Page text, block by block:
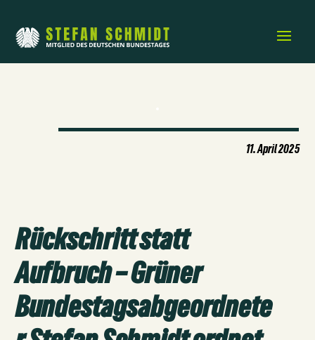
11. April 2025
Rückschritt statt
Aufbruch – Grüner
Bundestagsabgeordnete